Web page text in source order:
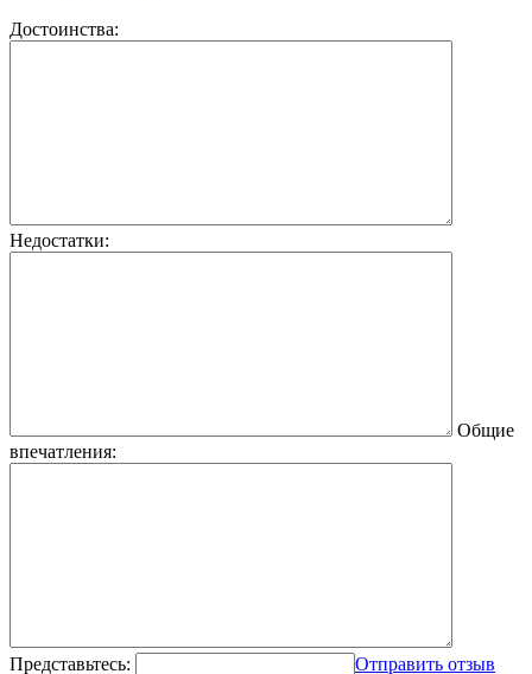
Достоинства:
Недостатки:
Общие
впечатления:
Представьтесь: Отправить отзыв